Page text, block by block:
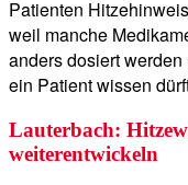
Patienten
weil manche
anders dosiert
ein Patient wissen
Lauterbach:
weiterentwickeln